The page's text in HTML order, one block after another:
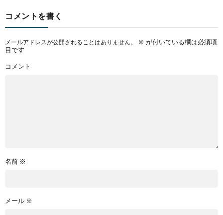
コメントを書く
メールアドレスが公開されることはありません。 ※ が付いている欄は必須項
目です
コメント
名前 ※
メール ※